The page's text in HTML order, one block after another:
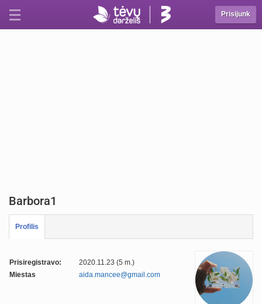
Prisijunk
Barbora1
Profilis
Prisiregistravo:
2020.11.23 (5 m.)
Miestas
aida.mancee@gmail.com